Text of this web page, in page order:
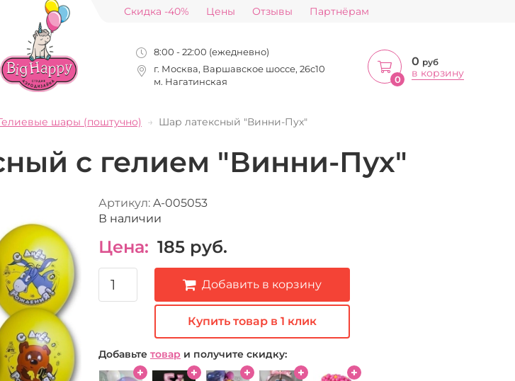
Скидка -40% Цены Отзывы Партнёрам
8:00 - 22:00 (ежедневно)
г. Москва, Варшавское шоссе, 26с10
м. Нагатинская
0
0 руб
в корзину
шары (поштучно) Шар латексный "Винни-Пух"
с гелием "Винни-Пух"
Артикул: A-005053
В наличии
Цена: 185 руб.
Добавить в корзину
Купить товар в 1 клик
Добавьте товар и получите скидку: